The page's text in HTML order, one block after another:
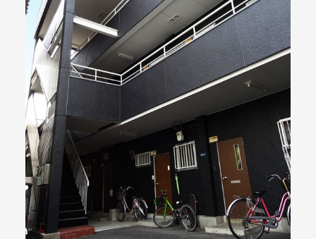
まずは無料で相談
メールマガジン